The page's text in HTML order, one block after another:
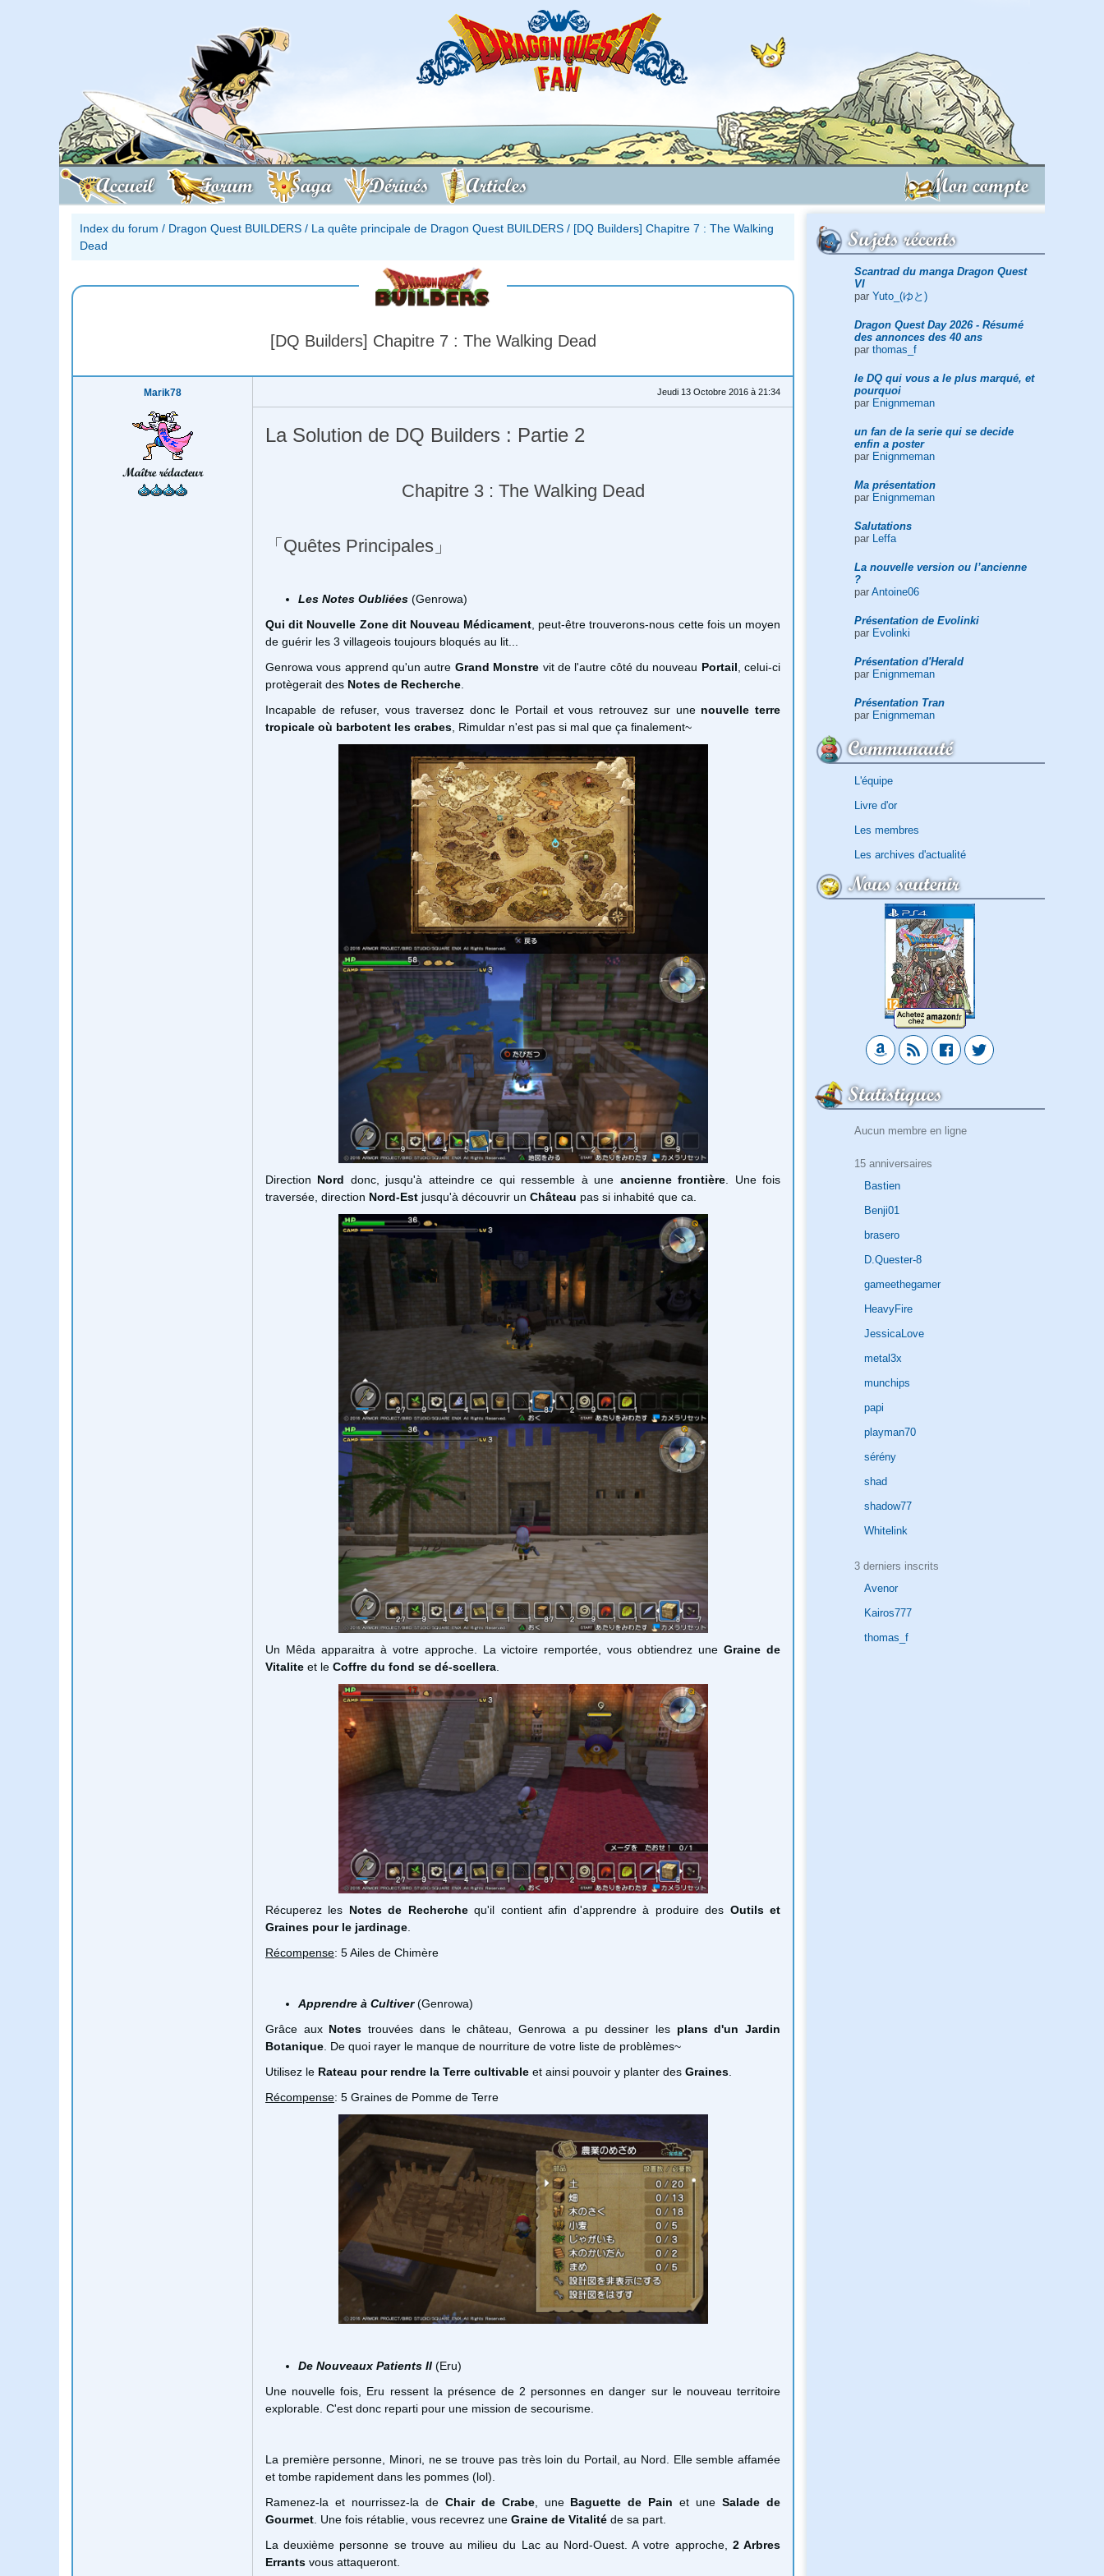
Accueil Forum Saga Dérivés Articles Mon compte
Sujets récents
Scantrad du manga Dragon Quest
VI
par Yuto_(ゆと)
Dragon Quest Day 2026 - Résumé
des annonces des 40 ans
par thomas_f
le DQ qui vous a le plus marqué, et
pourquoi
par Enignmeman
un fan de la serie qui se decide
enfin a poster
par Enignmeman
Ma présentation
par Enignmeman
Salutations
par
Leffa
La nouvelle version ou l’ancienne
?
par Antoine06
Présentation de Evolinki
par Evolinki
Présentation d'Herald
par Enignmeman
Présentation Tran
par Enignmeman
Communauté
L'équipe
Livre d'or
Les membres
Les archives d'actualité
Nous soutenir
Statistiques
Aucun membre en ligne
15 anniversaires
Bastien
Benji01
brasero
D.Quester-8
gameethegamer
HeavyFire
JessicaLove
metal3x
munchips
papi
playman70
sérény
shad
shadow77
Whitelink
3 derniers inscrits
Avenor
Kairos777
thomas_f
Index du forum / Dragon Quest BUILDERS / La quête principale de Dragon Quest BUILDERS / [DQ Builders] Chapitre 7 : The Walking
Dead
[DQ Builders] Chapitre 7 : The Walking Dead
Marik78
Maître rédacteur
Jeudi 13 Octobre 2016 à 21:34
La Solution de DQ Builders : Partie 2
Chapitre 3 : The Walking Dead
「Quêtes Principales」
Les Notes Oubliées (Genrowa)
Qui dit Nouvelle Zone dit Nouveau Médicament, peut-être trouverons-nous cette fois un moyen
de guérir les 3 villageois toujours bloqués au lit...
Genrowa vous apprend qu'un autre Grand Monstre vit de l'autre côté du nouveau Portail, celui-ci
protègerait des Notes de Recherche.
Incapable de refuser, vous traversez donc le Portail et vous retrouvez sur une nouvelle terre
tropicale où barbotent les crabes, Rimuldar n'est pas si mal que ça finalement~
Direction Nord donc, jusqu'à atteindre ce qui ressemble à une ancienne frontière. Une fois
traversée, direction Nord-Est jusqu'à découvrir un Château pas si inhabité que ca.
Un Mêda apparaitra à votre approche. La victoire remportée, vous obtiendrez uneGraine de
Vitalite et le Coffre du fond se dé-scellera.
Récuperez les Notes de Recherchequ'il contient afin d'apprendre à produire des Outils et
Graines pour le jardinage.
Récompense: 5 Ailes de Chimère
Apprendre à Cultiver(Genrowa)
Grâce aux Notes trouvées dans le château, Genrowa a pu dessiner les plans d'un Jardin
Botanique. De quoi rayer le manque de nourriture de votre liste de problèmes~
Utilisez le Rateau pour rendre la Terre cultivable et ainsi pouvoir y planter des Graines.
Récompense: 5 Graines de Pomme de Terre
De Nouveaux Patients II (Eru)
Une nouvelle fois, Eru ressent la présence de 2 personnes en danger sur le nouveau territoire
explorable. C'est donc reparti pour une mission de secourisme.
La première personne, Minori, ne se trouve pas très loin du Portail, au Nord. Elle semble affamée
et tombe rapidement dans les pommes (lol).
Ramenez-la et nourrissez-la de Chair de Crabe, une Baguette de Pain et uneSalade de
Gourmet. Une fois rétablie, vous recevrez une Graine de Vitalité de sa part.
La deuxième personne se trouve au milieu du Lac au Nord-Ouest. A votre approche, 2 Arbres
Errants vous attaqueront.